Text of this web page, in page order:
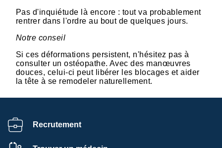
Pas d'inquiétude là encore : tout va probablement
rentrer dans l'ordre au bout de quelques jours.
Notre conseil
Si ces déformations persistent, n'hésitez pas à
consulter un ostéopathe. Avec des manœuvres
douces, celui-ci peut libérer les blocages et aider
la tête à se remodeler naturellement.
Recrutement